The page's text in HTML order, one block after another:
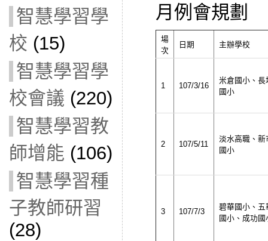
智慧學習學
校 (15)
智慧學習學
校會議 (220)
智慧學習教
師增能 (106)
智慧學習種
子教師研習
(28)
月例會規劃
場
次
日期 主辦學校
1 107/3/16
米倉國小、長
國小
2 107/5/11
淡水高職、新
國小
3 107/7/3
碧華國小、五
國小、成功國